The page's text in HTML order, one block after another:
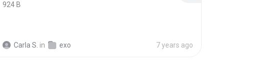
924 B
Carla S. in exo 7 years ago